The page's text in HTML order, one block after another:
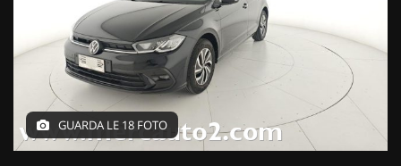
CONTATTI
GUARDA LE 18 FOTO